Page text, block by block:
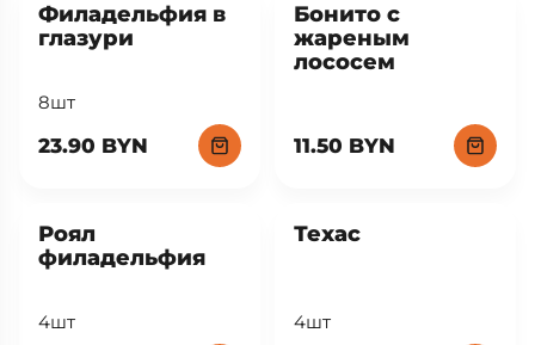
Филадельфия в
глазури
8шт
23.90 BYN
Бонито с
жареным
лососем
11.50 BYN
Роял
филадельфия
4шт
Техас
4шт